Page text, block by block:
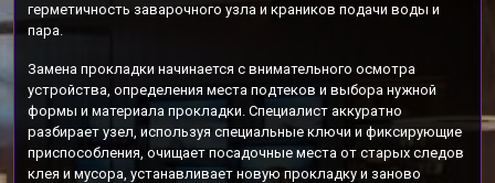
герметичность заварочного узла и краников подачи воды и
пара.
Замена прокладки начинается с внимательного осмотра
устройства, определения места подтеков и выбора нужной
формы и материала прокладки. Специалист аккуратно
разбирает узел, используя специальные ключи и фиксирующие
приспособления, очищает посадочные места от старых следов
клея и мусора, устанавливает новую прокладку и заново